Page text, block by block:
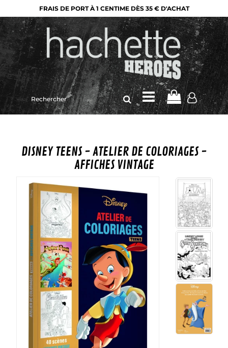
FRAIS DE PORT À 1 CENTIME DÈS 35 € D'ACHAT
Rechercher
sur
le
DISNEY TEENS - ATELIER DE COLORIAGES -
AFFICHES VINTAGE